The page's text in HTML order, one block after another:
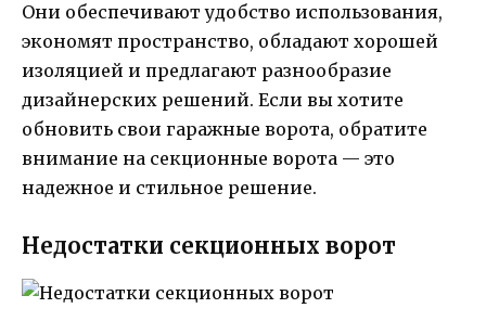
Они обеспечивают удобство использования,
экономят пространство, обладают хорошей
изоляцией и предлагают разнообразие
дизайнерских решений. Если вы хотите
обновить свои гаражные ворота, обратите
внимание на секционные ворота — это
надежное и стильное решение.
Недостатки секционных ворот